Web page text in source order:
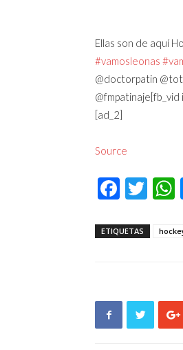
Ellas son de aquí
#vamosleonas
@doctorpatin
[ad_2]
Source
ETIQUETAS